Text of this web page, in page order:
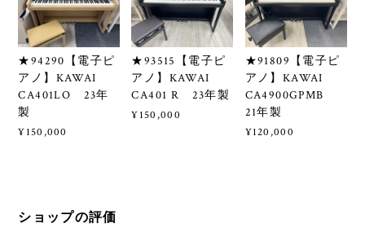
★94290【電子ピ
アノ】KAWAI
CA401LO 23年
製
¥150,000
★93515【電子ピ
アノ】KAWAI
CA401 R 23年製
¥150,000
★91809【電子ピ
アノ】KAWAI
CA4900GPMB
21年製
¥120,000
ショップの評価